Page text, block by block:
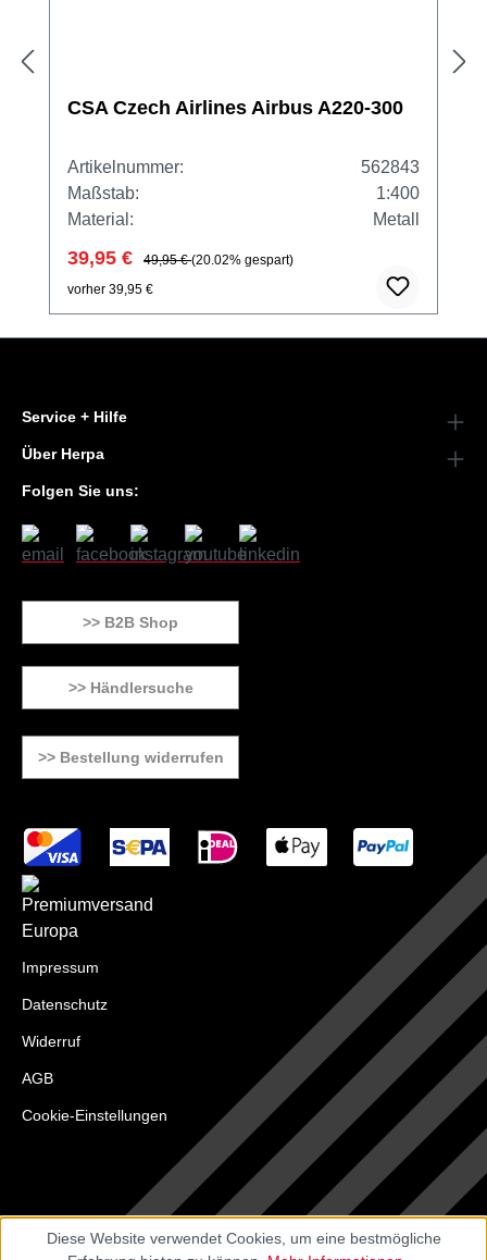
CSA Czech Airlines Airbus A220-300
Artikelnummer:
562843
Maßstab:
1:400
Material:
Metall
39,95 € 49,95 €(20.02% gespart)
vorher 39,95 €
Service + Hilfe
Über Herpa
Folgen Sie uns:
>> B2B Shop
>> Händlersuche
>> Bestellung widerrufen
Impressum
Datenschutz
Widerruf
AGB
Cookie-Einstellungen
Diese Website verwendet Cookies, um eine bestmögliche